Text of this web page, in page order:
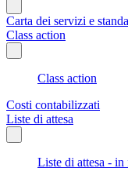
Carta dei servizi e
Class action
Class action
Costi contabilizzati
Liste di attesa
Liste di attesa -